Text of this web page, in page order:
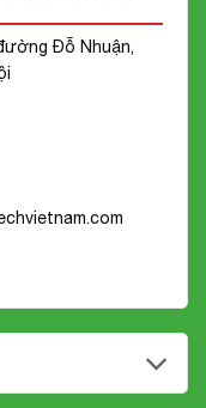
Đỗ Nhuận,